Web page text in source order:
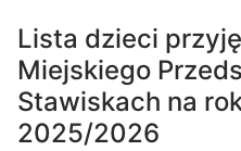
Lista dzieci
Miejskiego
Stawiskach na
2025/2026